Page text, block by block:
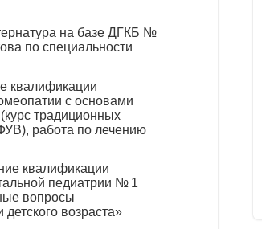
на базе ДГКБ №
по специальности
квалификации
с основами
традиционных
работа по лечению
квалификации
педиатрии № 1
вопросы
детского возраста»